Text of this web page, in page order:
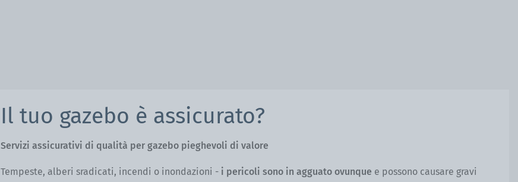
Il tuo gazebo è assicurato?
Servizi assicurativi di qualità per gazebo pieghevoli di valore
Tempeste, alberi sradicati, incendi o inondazioni - i pericoli sono in agguato ovunque e possono causare gravi